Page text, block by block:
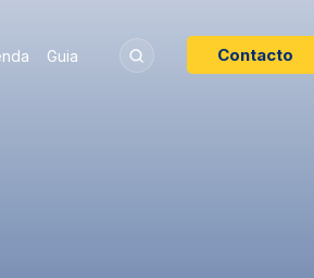
Guia Contacto